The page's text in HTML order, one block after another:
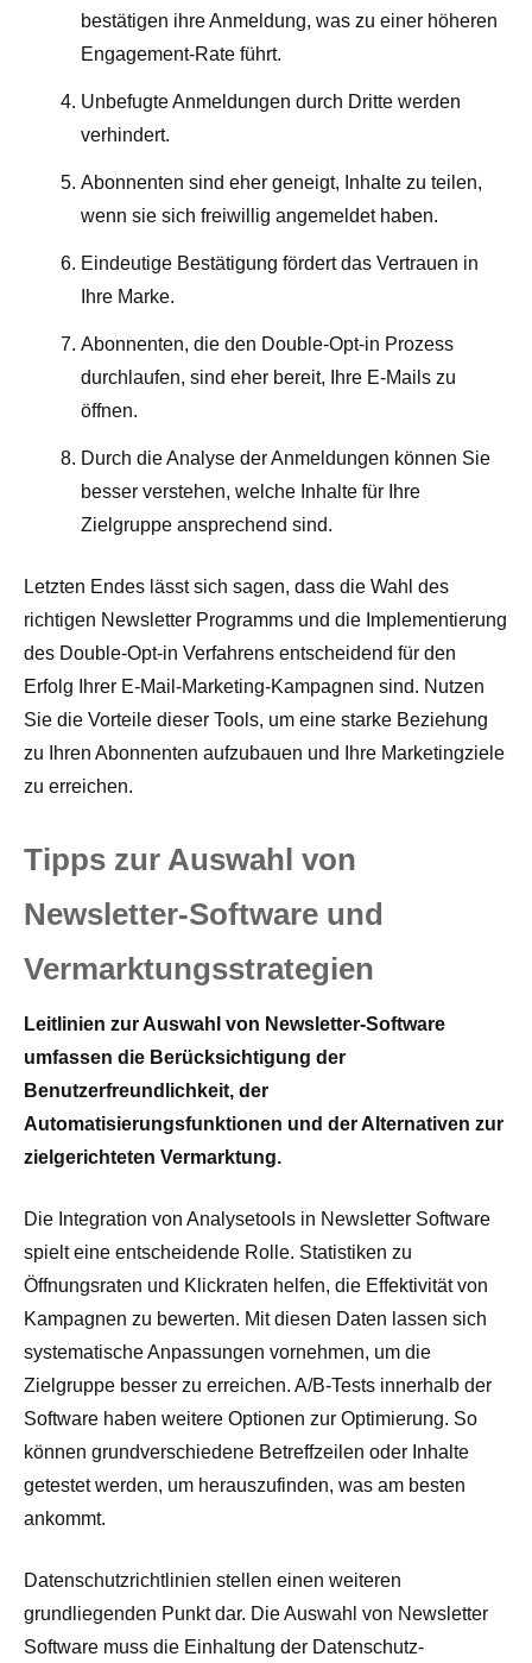
bestätigen ihre Anmeldung, was zu einer höheren
Engagement-Rate führt.
Unbefugte Anmeldungen durch Dritte werden
verhindert.
Abonnenten sind eher geneigt, Inhalte zu teilen,
wenn sie sich freiwillig angemeldet haben.
Eindeutige Bestätigung fördert das Vertrauen in
Ihre Marke.
Abonnenten, die den Double-Opt-in Prozess
durchlaufen, sind eher bereit, Ihre E-Mails zu
öffnen.
Durch die Analyse der Anmeldungen können Sie
besser verstehen, welche Inhalte für Ihre
Zielgruppe ansprechend sind.
Letzten Endes lässt sich sagen, dass die Wahl des
richtigen Newsletter Programms und die Implementierung
des Double-Opt-in Verfahrens entscheidend für den
Erfolg Ihrer E-Mail-Marketing-Kampagnen sind. Nutzen
Sie die Vorteile dieser Tools, um eine starke Beziehung
zu Ihren Abonnenten aufzubauen und Ihre Marketingziele
zu erreichen.
Tipps zur Auswahl von
Newsletter-Software und
Vermarktungsstrategien
Leitlinien zur Auswahl von Newsletter-Software
umfassen die Berücksichtigung der
Benutzerfreundlichkeit, der
Automatisierungsfunktionen und der Alternativen zur
zielgerichteten Vermarktung.
Die Integration von Analysetools in Newsletter Software
spielt eine entscheidende Rolle. Statistiken zu
Öffnungsraten und Klickraten helfen, die Effektivität von
Kampagnen zu bewerten. Mit diesen Daten lassen sich
systematische Anpassungen vornehmen, um die
Zielgruppe besser zu erreichen. A/B-Tests innerhalb der
Software haben weitere Optionen zur Optimierung. So
können grundverschiedene Betreffzeilen oder Inhalte
getestet werden, um herauszufinden, was am besten
ankommt.
Datenschutzrichtlinien stellen einen weiteren
grundliegenden Punkt dar. Die Auswahl von Newsletter
Software muss die Einhaltung der Datenschutz-